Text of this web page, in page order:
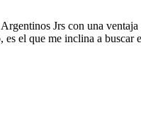
Jrs con una
el que me inclina a